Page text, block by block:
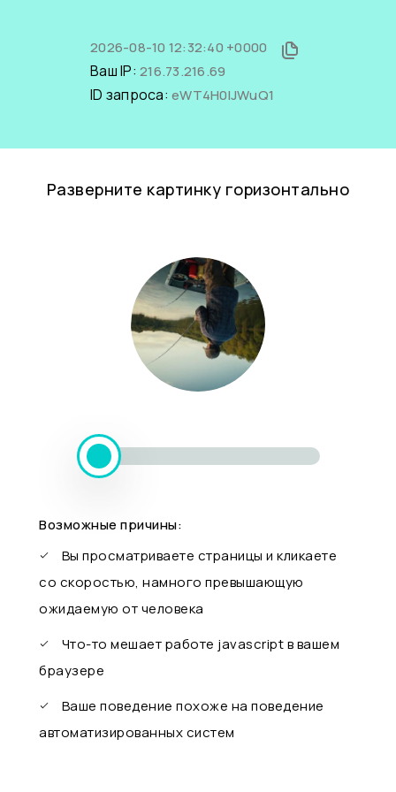
2026-08-10 12:32:40 +0000
Ваш IP: 216.73.216.69
ID запроса: eWT4H0lJWuQ1
Разверните картинку горизонтально
Возможные причины:
Вы просматриваете страницы и кликаете
со скоростью, намного превышающую
ожидаемую от человека
Что-то мешает работе javascript в вашем
браузере
Ваше поведение похоже на поведение
автоматизированных систем